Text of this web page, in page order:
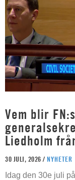
Vem blir
Liedholm
30 JULI, 2026 / NYHETER
Idag den 30e juli